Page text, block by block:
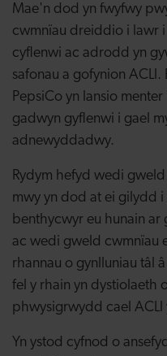
Mae'n dod yn fwyfwy
cwmnïau dreiddio i lawr
cyflenwi ac adrodd yn
safonau a gofynion
PepsiCo yn lansio
gadwyn gyflenwi i gael
adnewyddadwy.
Rydym hefyd wedi
mwy yn dod at ei gilydd i
benthycwyr eu hunain ar
ac wedi gweld cwmnïau
rhannau o gynlluniau tâl
fel y rhain yn dystiolaeth
phwysigrwydd cael
Yn ystod cyfnod o